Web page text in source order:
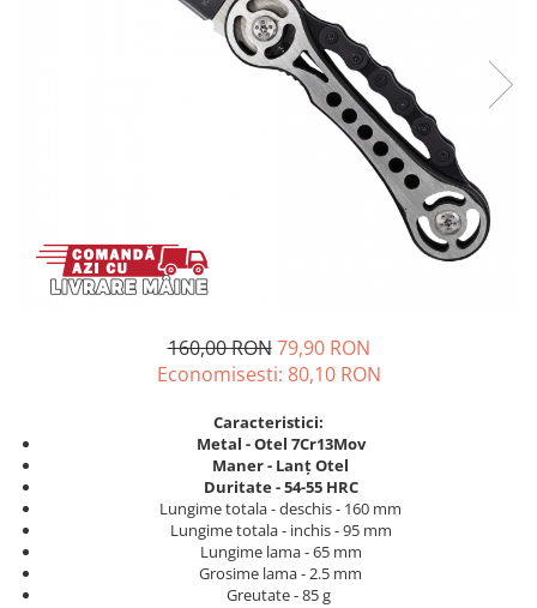
160,00 RON 79,90 RON
Economisesti: 80,10 RON
Caracteristici:
Metal - Otel 7Cr13Mov
Maner - Lanț Otel
Duritate - 54-55 HRC
Lungime totala - deschis - 160 mm
Lungime totala - inchis - 95 mm
Lungime lama - 65 mm
Grosime lama - 2.5 mm
Greutate - 85 g​ ​​​​